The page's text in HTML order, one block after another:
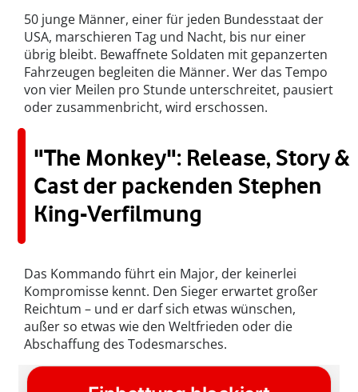
50 junge Männer, einer für jeden Bundesstaat der
USA, marschieren Tag und Nacht, bis nur einer
übrig bleibt. Bewaffnete Soldaten mit gepanzerten
Fahrzeugen begleiten die Männer. Wer das Tempo
von vier Meilen pro Stunde unterschreitet, pausiert
oder zusammenbricht, wird erschossen.
"The Monkey": Release, Story &
Cast der packenden Stephen
King-Verfilmung
Das Kommando führt ein Major, der keinerlei
Kompromisse kennt. Den Sieger erwartet großer
Reichtum – und er darf sich etwas wünschen,
außer so etwas wie den Weltfrieden oder die
Abschaffung des Todesmarsches.